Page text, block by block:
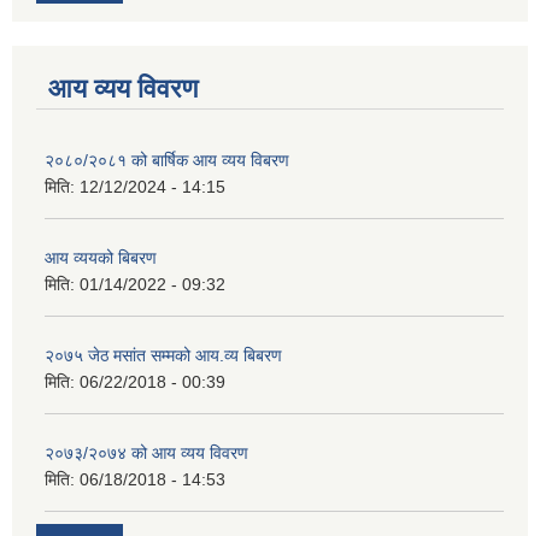
आय व्यय विवरण
२०८०/२०८१ को बार्षिक आय व्यय विबरण
मिति: 12/12/2024 - 14:15
आय व्ययको बिबरण
मिति: 01/14/2022 - 09:32
२०७५ जेठ मसांत सम्मको आय.व्य बिबरण
मिति: 06/22/2018 - 00:39
२०७३/२०७४ को आय व्यय विवरण
मिति: 06/18/2018 - 14:53